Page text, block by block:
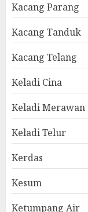
Kacang Parang
Kacang Tanduk
Kacang Telang
Keladi Cina
Keladi Merawan
Keladi Telur
Kerdas
Kesum
Ketumpang Air